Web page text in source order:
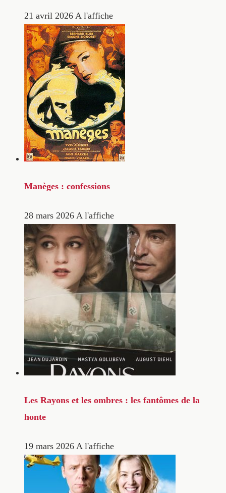
21 avril 2026 A l'affiche
Manèges : confessions
28 mars 2026 A l'affiche
Les Rayons et les ombres : les fantômes de la
honte
19 mars 2026 A l'affiche